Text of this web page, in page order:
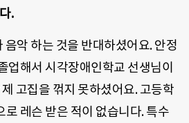
.
음악 하는 것을 반대하셨어요. 안정
업해서 시각장애인학교 선생님이
고집을 꺾지 못하셨어요. 고등학
로 레슨 받은 적이 없습니다. 특수